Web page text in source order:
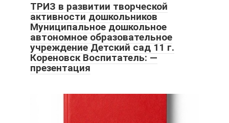
ТРИЗ в развитии творческой
активности дошкольников
Муниципальное дошкольное
автономное образовательное
учреждение Детский сад 11 г.
Кореновск Воспитатель: —
презентация